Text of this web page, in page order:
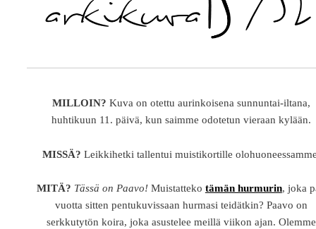
MILLOIN?Kuva on otettu aurinkoisena sunnuntai-iltana,
huhtikuun 11. päivä, kun saimme odotetun vieraan kylään.
MISSÄ?Leikkihetki tallentui muistikortille
MITÄ? Tässä on Paavo!Muistatteko tämän hurmurin, joka
vuotta sitten pentukuvissaan hurmasi teidätkin? Paavo on
serkkutytön koira, joka asustelee meillä viikon ajan. Olemme